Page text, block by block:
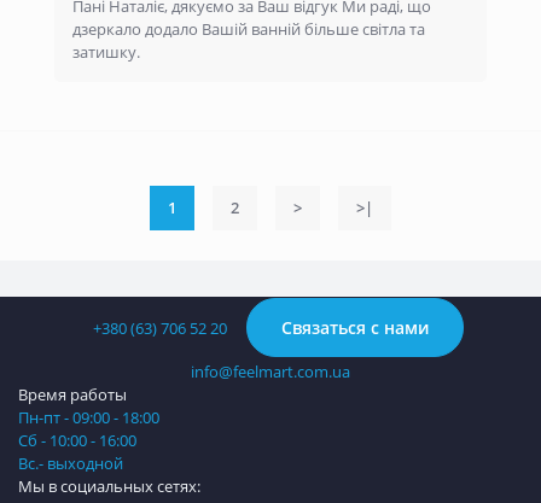
Пані Наталіє, дякуємо за Ваш відгук Ми раді, що
дзеркало додало Вашій ванній більше світла та
затишку.
1 2 > >|
+380 (63) 706 52 20 Связаться с нами
info@feelmart.com.ua
Время работы
Пн-пт - 09:00 - 18:00
Сб - 10:00 - 16:00
Вс.- выходной
Мы в социальных сетях: